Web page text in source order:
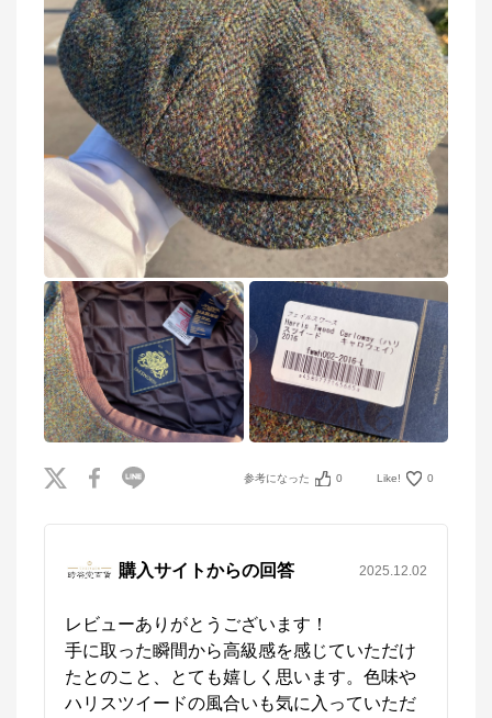
参考になった 0 Like! 0
購入サイトからの回答 2025.12.02
レビューありがとうございます！
手に取った瞬間から高級感を感じていただけ
たとのこと、とても嬉しく思います。色味や
ハリスツイードの風合いも気に入っていただ